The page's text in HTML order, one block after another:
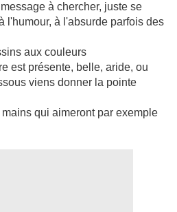
à chercher, juste se
l'humour, à l'absurde parfois des
aux couleurs
est présente, belle, aride, ou
viens donner la pointe
qui aimeront par exemple